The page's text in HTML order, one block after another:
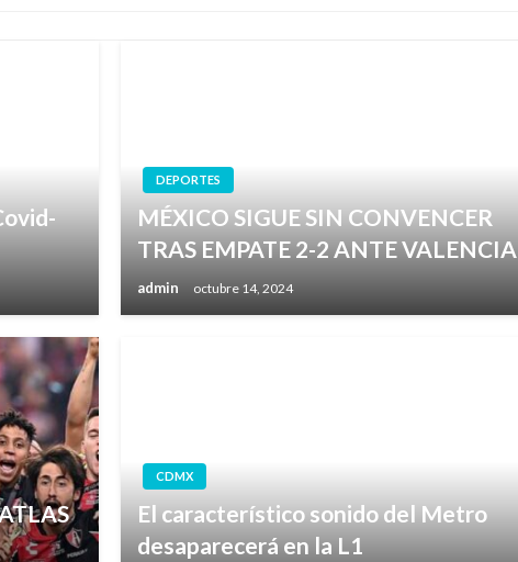
DEPORTES
MÉXICO SIGUE SIN CONVENCER
TRAS EMPATE 2-2 ANTE VALENCIA
admin octubre 14, 2024
CDMX
El característico sonido del Metro
desaparecerá en la L1